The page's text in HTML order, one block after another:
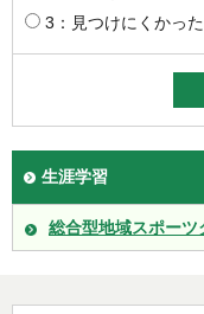
3：見つけにくかった
生涯学習
総合型地域スポーツ